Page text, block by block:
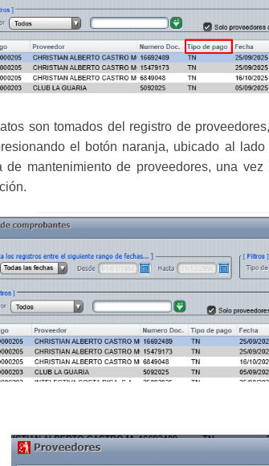
son tomados del registro de
el botón naranja, ubicado al
de mantenimiento de proveedores, una